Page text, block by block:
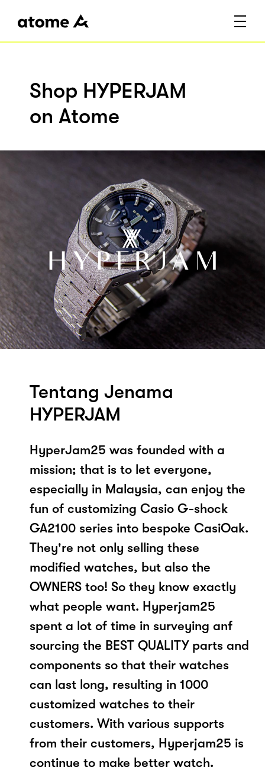
Shop HYPERJAM
on Atome
Tentang Jenama
HYPERJAM
HyperJam25 was founded with a
mission; that is to let everyone,
especially in Malaysia, can enjoy the
fun of customizing Casio G-shock
GA2100 series into bespoke CasiOak.
They're not only selling these
modified watches, but also the
OWNERS too! So they know exactly
what people want. Hyperjam25
spent a lot of time in surveying anf
sourcing the BEST QUALITY parts and
components so that their watches
can last long, resulting in 1000
customized watches to their
customers. With various supports
from their customers, Hyperjam25 is
continue to make better watch.